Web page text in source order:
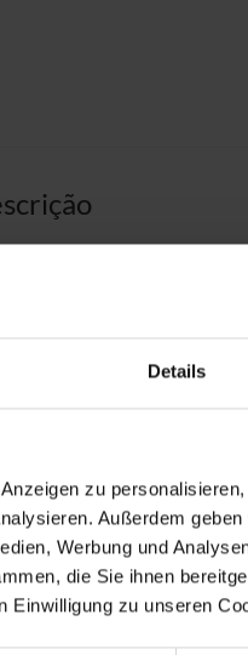
Details
zu
Außerdem
Werbung und
die Sie ihnen
Einwilligung zu unseren
licenças e
Microsoft que já não
uma oferta. Também
que compramos e o que
dinheiro.